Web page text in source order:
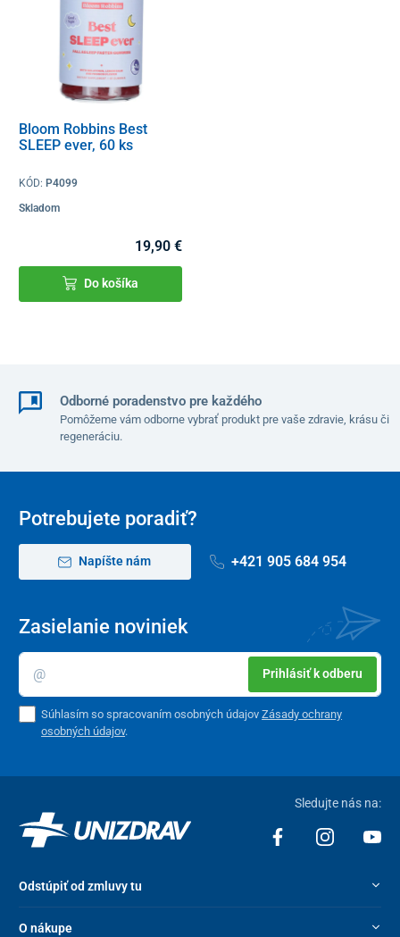
Bloom Robbins Best
SLEEP ever, 60 ks
KÓD: P4099
Skladom
19,90 €
Do košíka
Odborné poradenstvo pre každého
Pomôžeme vám odborne vybrať produkt pre vaše zdravie, krásu či
regeneráciu.
Potrebujete poradiť?
Napíšte nám +421 905 684 954
Zasielanie noviniek
Prihlásiť k odberu
Súhlasím so spracovaním osobných údajovZásady ochrany
osobných údajov.
Sledujte nás na:
Odstúpiť od zmluvy tu
O nákupe